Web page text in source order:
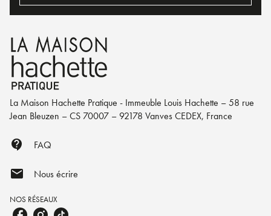
La Maison Hachette Pratique - Immeuble Louis Hachette – 58 rue
Jean Bleuzen – CS 70007 – 92178 Vanves CEDEX, France
contact_support FAQ
mail Nous écrire
NOS RÉSEAUX